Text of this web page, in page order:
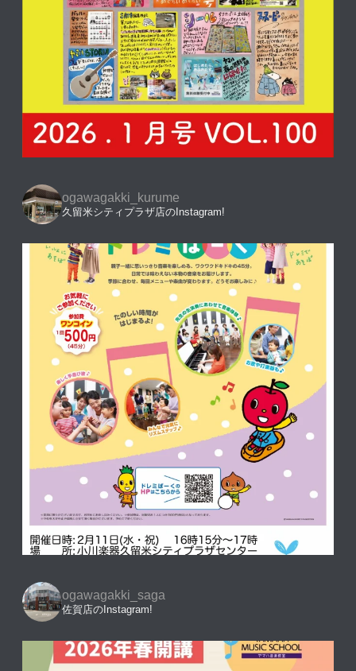
ogawagakki_kurume
久留米シティプラザ店のInstagram!
ogawagakki_saga
佐賀店のInstagram!